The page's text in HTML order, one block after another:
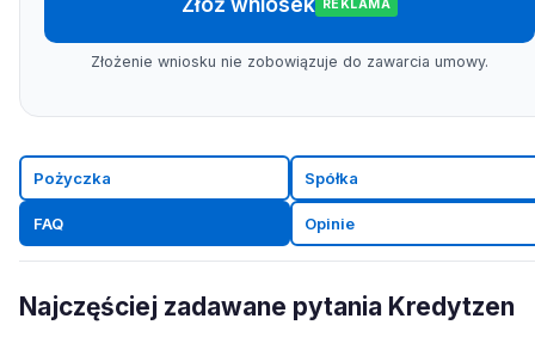
REKLAMA
Złożenie wniosku nie zobowiązuje do zawarcia umowy.
Pożyczka Spółka
FAQ Opinie
Najczęściej zadawane pytania Kredytzen